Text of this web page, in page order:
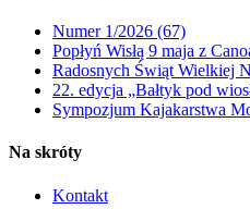
Numer 1/2026 (67)
Popłyń Wisłą 9 maja z
Radosnych Świąt Wielkiej
22. edycja „Bałtyk pod
Sympozjum Kajakarstwa
Na skróty
Kontakt